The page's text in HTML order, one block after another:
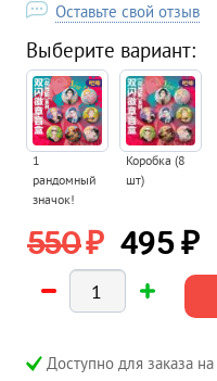
Оставьте свой отзыв
Выберите вариант:
1
рандомный
значок!
Коробка (8
шт)
550₽ 495 ₽
Доступно для заказа на